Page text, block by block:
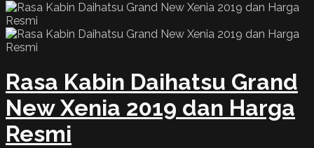
Rasa Kabin Daihatsu Grand
New Xenia 2019 dan Harga
Resmi